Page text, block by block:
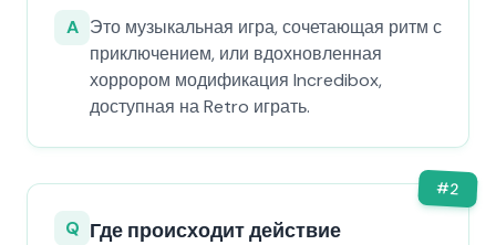
A Это музыкальная игра, сочетающая ритм с
приключением, или вдохновленная
хоррором модификация Incredibox,
доступная на Retro играть.
#2
Q Где происходит действие